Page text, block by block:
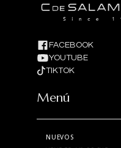
FACEBOOK
YOUTUBE
TIKTOK
Menú
NUEVOS